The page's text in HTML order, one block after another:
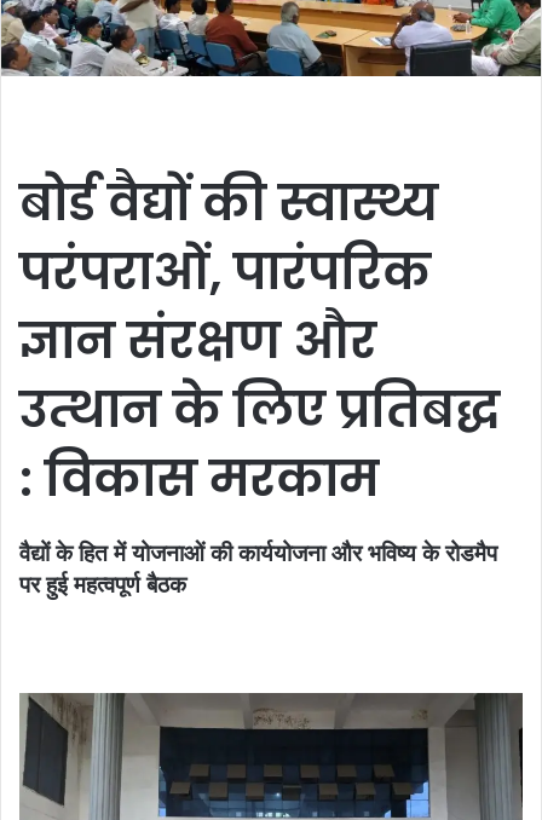
बोर्ड वैद्यों की स्वास्थ्य
परंपराओं, पारंपरिक
ज्ञान संरक्षण और
उत्थान के लिए प्रतिबद्ध
: विकास मरकाम
वैद्यों के हित में योजनाओं की कार्ययोजना और भविष्य के रोडमैप
पर हुई महत्वपूर्ण बैठक